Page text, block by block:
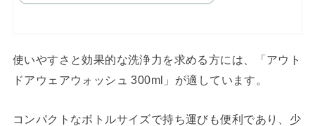
使いやすさと効果的な洗浄力を求める方には、「アウト
ドアウェアウォッシュ 300ml」が適しています。
コンパクトなボトルサイズで持ち運びも便利であり、少